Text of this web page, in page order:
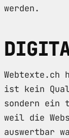
werden.
Webtexte.ch
ist kein
sondern ein
weil die
auswertbar